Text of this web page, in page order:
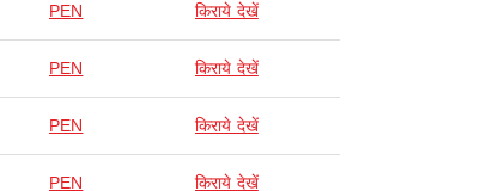
PEN किराये देखें
PEN किराये देखें
PEN किराये देखें
PEN किराये देखें